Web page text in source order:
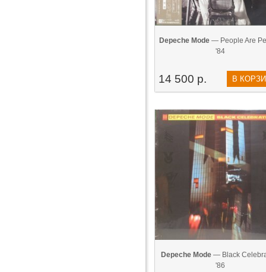
Depeche Mode — People Are
'84
14 500 р. В
Depeche Mode— Black
'86